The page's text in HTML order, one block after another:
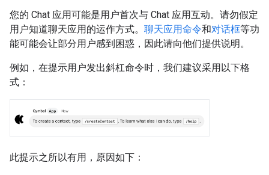
您的 Chat 应用可能是用户首次与 Chat 应用互动。请勿假定
用户知道聊天应用的运作方式。 聊天应用命令和对话框等功
能可能会让部分用户感到困惑，因此请向他们提供说明。
例如，在提示用户发出斜杠命令时，我们建议采用以下格
式：
此提示之所以有用，原因如下：